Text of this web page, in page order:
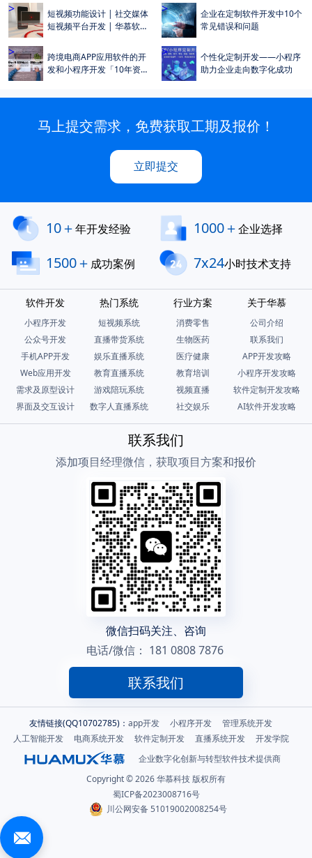
>
短视频功能设计 | 社交媒体
短视频平台开发 | 华慕软件
>
企业在定制软件开发中10个
常见错误和问题
>
跨境电商APP应用软件的开
发和小程序开发「10年资深
>
个性化定制开发——小程序
助力企业走向数字化成功
马上提交需求，免费获取工期及报价！
立即提交
10＋年开发经验 1000＋企业选择
1500＋ 成功案例 7x24小时技术支持
软件开发
小程序开发
公众号开发
手机APP开发
Web应用开发
需求及原型设计
界面及交互设计
热门系统
短视频系统
直播带货系统
娱乐直播系统
教育直播系统
游戏陪玩系统
数字人直播系统
行业方案
消费零售
生物医药
医疗健康
教育培训
视频直播
社交娱乐
关于华慕
公司介绍
联系我们
APP开发攻略
小程序开发攻略
软件定制开发攻略
AI软件开发攻略
联系我们
添加项目经理微信，获取项目方案和报价
微信扫码关注、咨询
电话/微信： 181 0808 7876
联系我们
友情链接(QQ10702785)： app开发 小程序开发
管理系统开发
人工智能开发
电商系统开发 软件定制开发 直播系统开发
开发学院
企业数字化创新与转型软件技术提供商
Copyright © 2026 华慕科技 版权所有
蜀ICP备2023008716号
川公网安备 51019002008254号